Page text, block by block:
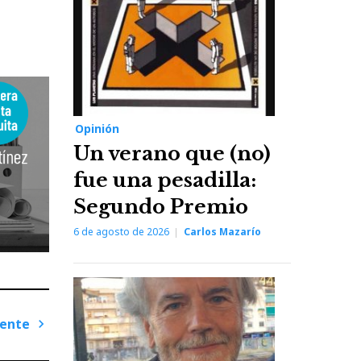
Opinión
Un verano que (no)
fue una pesadilla:
Segundo Premio
6 de agosto de 2026 Carlos Mazarío